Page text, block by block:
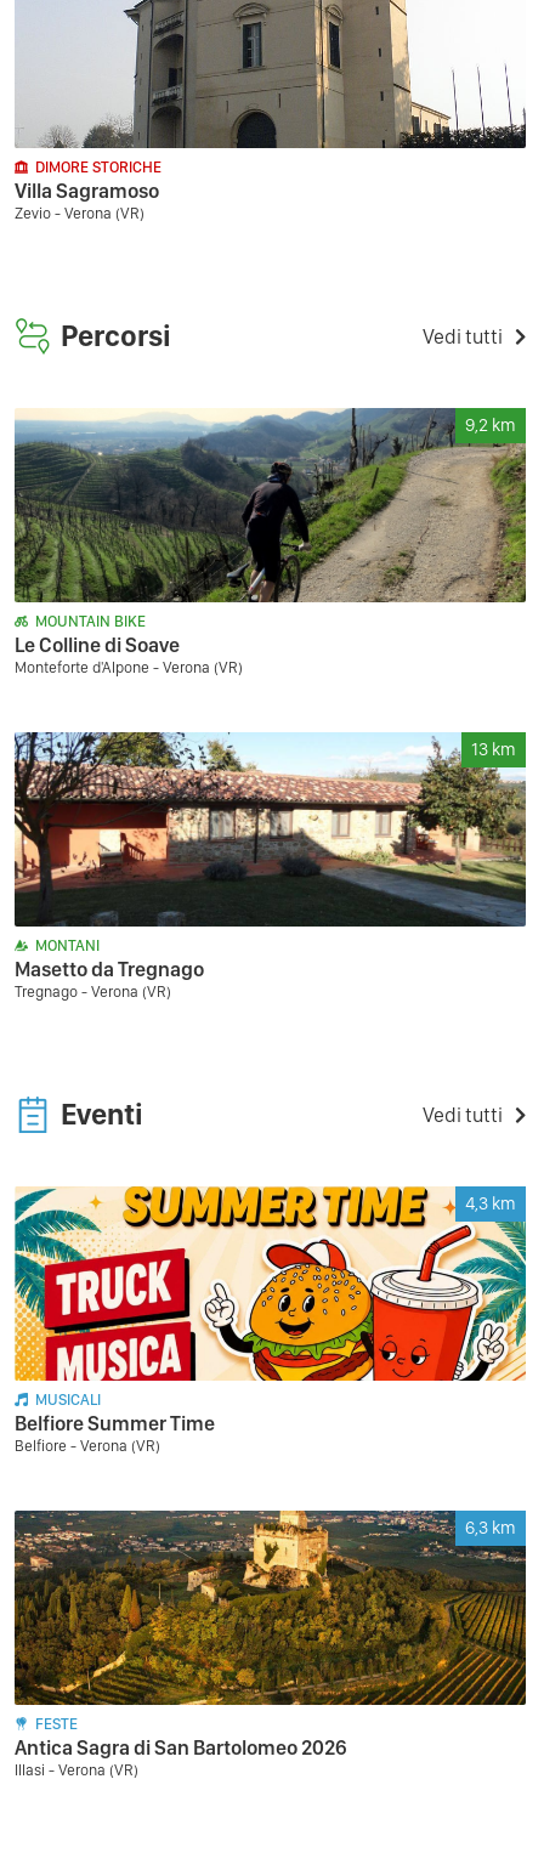
DIMORE STORICHE
Villa Sagramoso
Zevio - Verona (VR)
Percorsi Vedi tutti
9,2 km
MOUNTAIN BIKE
Le Colline di Soave
Monteforte d'Alpone - Verona (VR)
13 km
MONTANI
Masetto da Tregnago
Tregnago - Verona (VR)
Eventi Vedi tutti
4,3 km
MUSICALI
Belfiore Summer Time
Belfiore - Verona (VR)
6,3 km
FESTE
Antica Sagra di San Bartolomeo 2026
Illasi - Verona (VR)